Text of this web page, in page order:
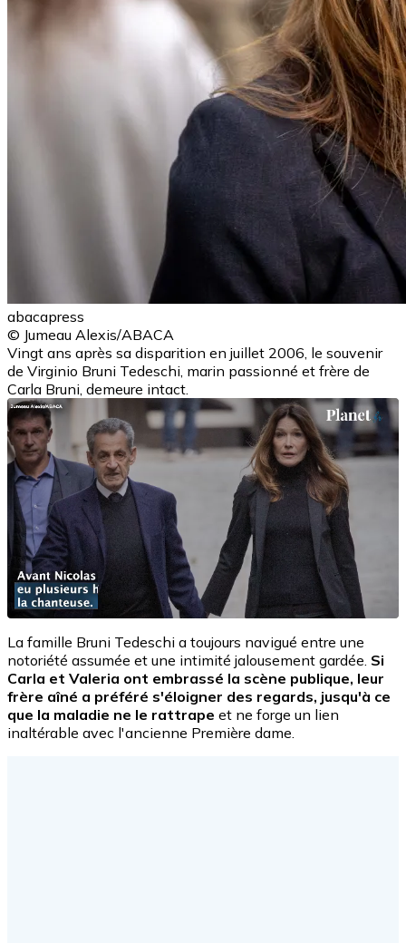
abacapress
© Jumeau Alexis/ABACA
Vingt ans après sa disparition en juillet 2006, le souvenir
de Virginio Bruni Tedeschi, marin passionné et frère de
Carla Bruni, demeure intact.
La famille Bruni Tedeschi a toujours navigué entre une
notoriété assumée et une intimité jalousement gardée. Si
Carla et Valeria ont embrassé la scène publique, leur
frère aîné a préféré s'éloigner des regards, jusqu'à ce
que la maladie ne le rattrape et ne forge un lien
inaltérable avec l'ancienne Première dame.